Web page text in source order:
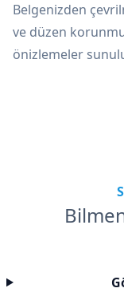
Belgenizden
ve düzen
önizlemeler